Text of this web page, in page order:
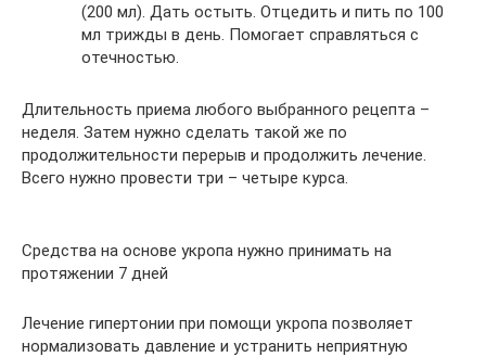
(200 мл). Дать остыть. Отцедить и пить по 100
мл трижды в день. Помогает справляться с
отечностью.
Длительность приема любого выбранного рецепта –
неделя. Затем нужно сделать такой же по
продолжительности перерыв и продолжить лечение.
Всего нужно провести три – четыре курса.
Средства на основе укропа нужно принимать на
протяжении 7 дней
Лечение гипертонии при помощи укропа позволяет
нормализовать давление и устранить неприятную